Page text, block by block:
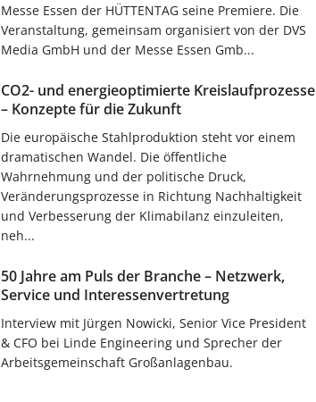
Messe Essen der HÜTTENTAG seine Premiere. Die
Veranstaltung, gemeinsam organisiert von der DVS
Media GmbH und der Messe Essen Gmb...
CO2- und energieoptimierte Kreislaufprozesse
– Konzepte für die Zukunft
Die europäische Stahlproduktion steht vor einem
dramatischen Wandel. Die öffentliche
Wahrnehmung und der politische Druck,
Veränderungsprozesse in Richtung Nachhaltigkeit
und Verbesserung der Klimabilanz einzuleiten,
neh...
50 Jahre am Puls der Branche – Netzwerk,
Service und Interessenvertretung
Interview mit Jürgen Nowicki, Senior Vice President
& CFO bei Linde Engineering und Sprecher der
Arbeitsgemeinschaft Großanlagenbau.